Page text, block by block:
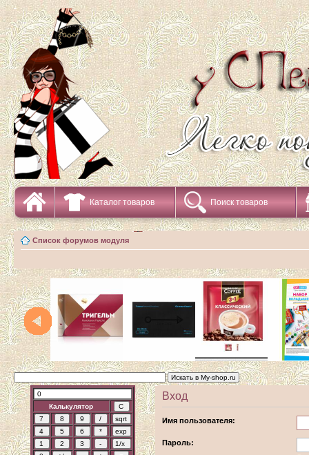
Каталог товаров Поиск товаров
Список форумов модуля
Калькулятор
Вход
Имя пользователя:
Пароль: